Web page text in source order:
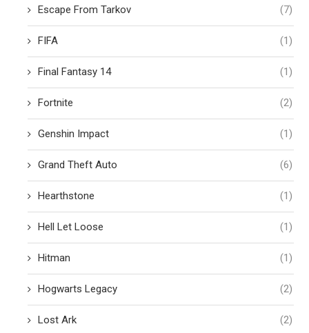
Escape From Tarkov (7)
FIFA (1)
Final Fantasy 14 (1)
Fortnite (2)
Genshin Impact (1)
Grand Theft Auto (6)
Hearthstone (1)
Hell Let Loose (1)
Hitman (1)
Hogwarts Legacy (2)
Lost Ark (2)